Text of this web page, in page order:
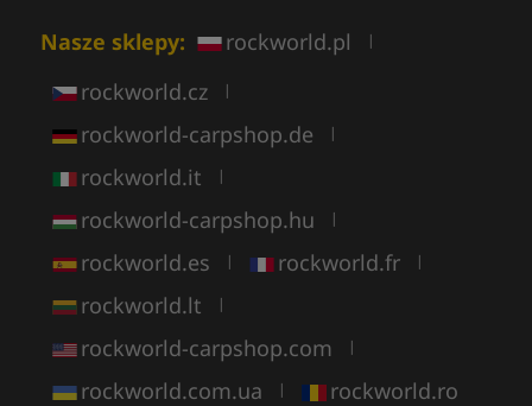
Nasze sklepy: rockworld.pl |
rockworld.cz |
rockworld-carpshop.de |
rockworld.it |
rockworld-carpshop.hu |
rockworld.es | rockworld.fr |
rockworld.lt |
rockworld-carpshop.com |
rockworld.com.ua | rockworld.ro